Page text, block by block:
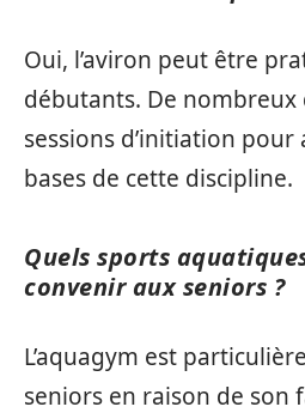
Oui, l’aviron peut être
débutants. De
sessions d’initiation
bases de cette discipline.
Quels sports
convenir aux seniors ?
L’aquagym est
seniors en raison de son